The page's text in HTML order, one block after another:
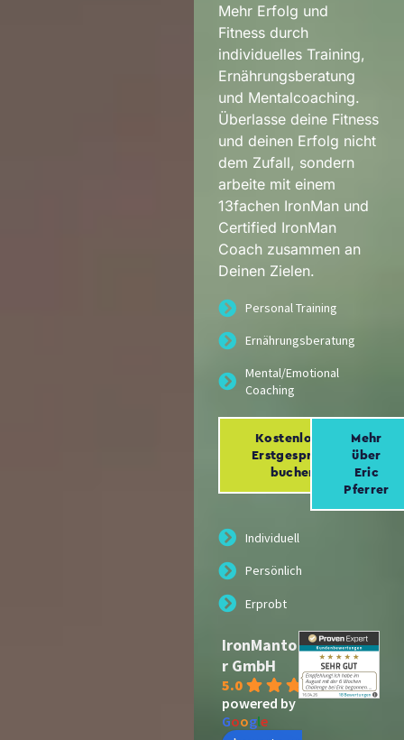
Mehr Erfolg und
Fitness durch
individuelles Training,
Ernährungsberatung
und Mentalcoaching.
Überlasse deine Fitness
und deinen Erfolg nicht
dem Zufall, sondern
arbeite mit einem
13fachen IronMan und
Certified IronMan
Coach zusammen an
Deinen Zielen.
Personal Training
Ernährungsberatung
Mental/Emotional
Coaching
Kostenloses
Erstgespräch
buchen
Mehr
über
Eric
Pferrer
Individuell
Persönlich
Erprobt
IronManto
r GmbH
5.0
powered by
Google